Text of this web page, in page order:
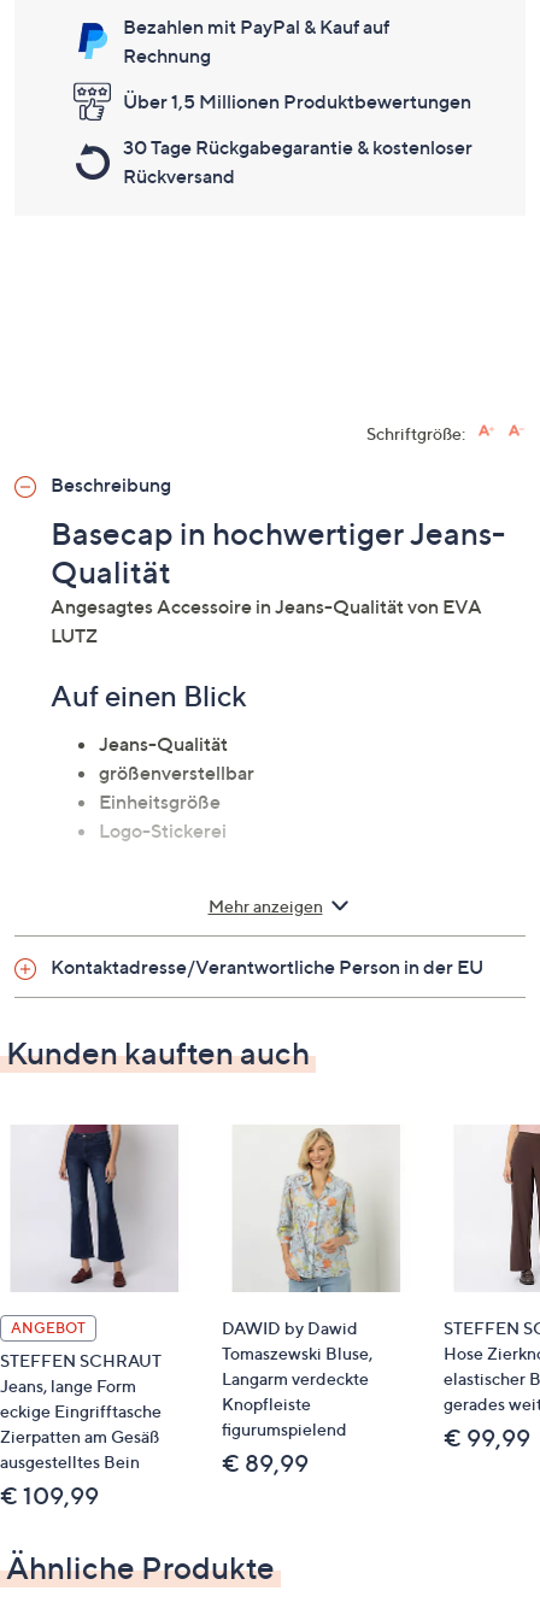
Bezahlen mit PayPal & Kauf auf
Rechnung
Über 1,5 Millionen Produktbewertungen
30 Tage Rückgabegarantie & kostenloser
Rückversand
Schriftgröße:
Beschreibung
Basecap in hochwertiger Jeans-
Qualität
Angesagtes Accessoire in Jeans-Qualität von EVA
LUTZ
Auf einen Blick
Jeans-Qualität
größenverstellbar
Einheitsgröße
Logo-Stickerei
100 % Baumwolle
Pflege
Normalwäsche 30°
Mehr anzeigen
Kontaktadresse/Verantwortliche Person in der EU
Kunden kauften auch
ANGEBOT
STEFFEN SCHRAUT
Jeans, lange Form
eckige Eingrifftasche
Zierpatten am Gesäß
ausgestelltes Bein
€ 109,99
DAWID by Dawid
Tomaszewski Bluse,
Langarm verdeckte
Knopfleiste
figurumspielend
€ 89,99
STEFFEN
Hose
elastischer
gerades
€ 99,99
Ähnliche Produkte